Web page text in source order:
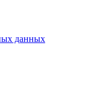
данных